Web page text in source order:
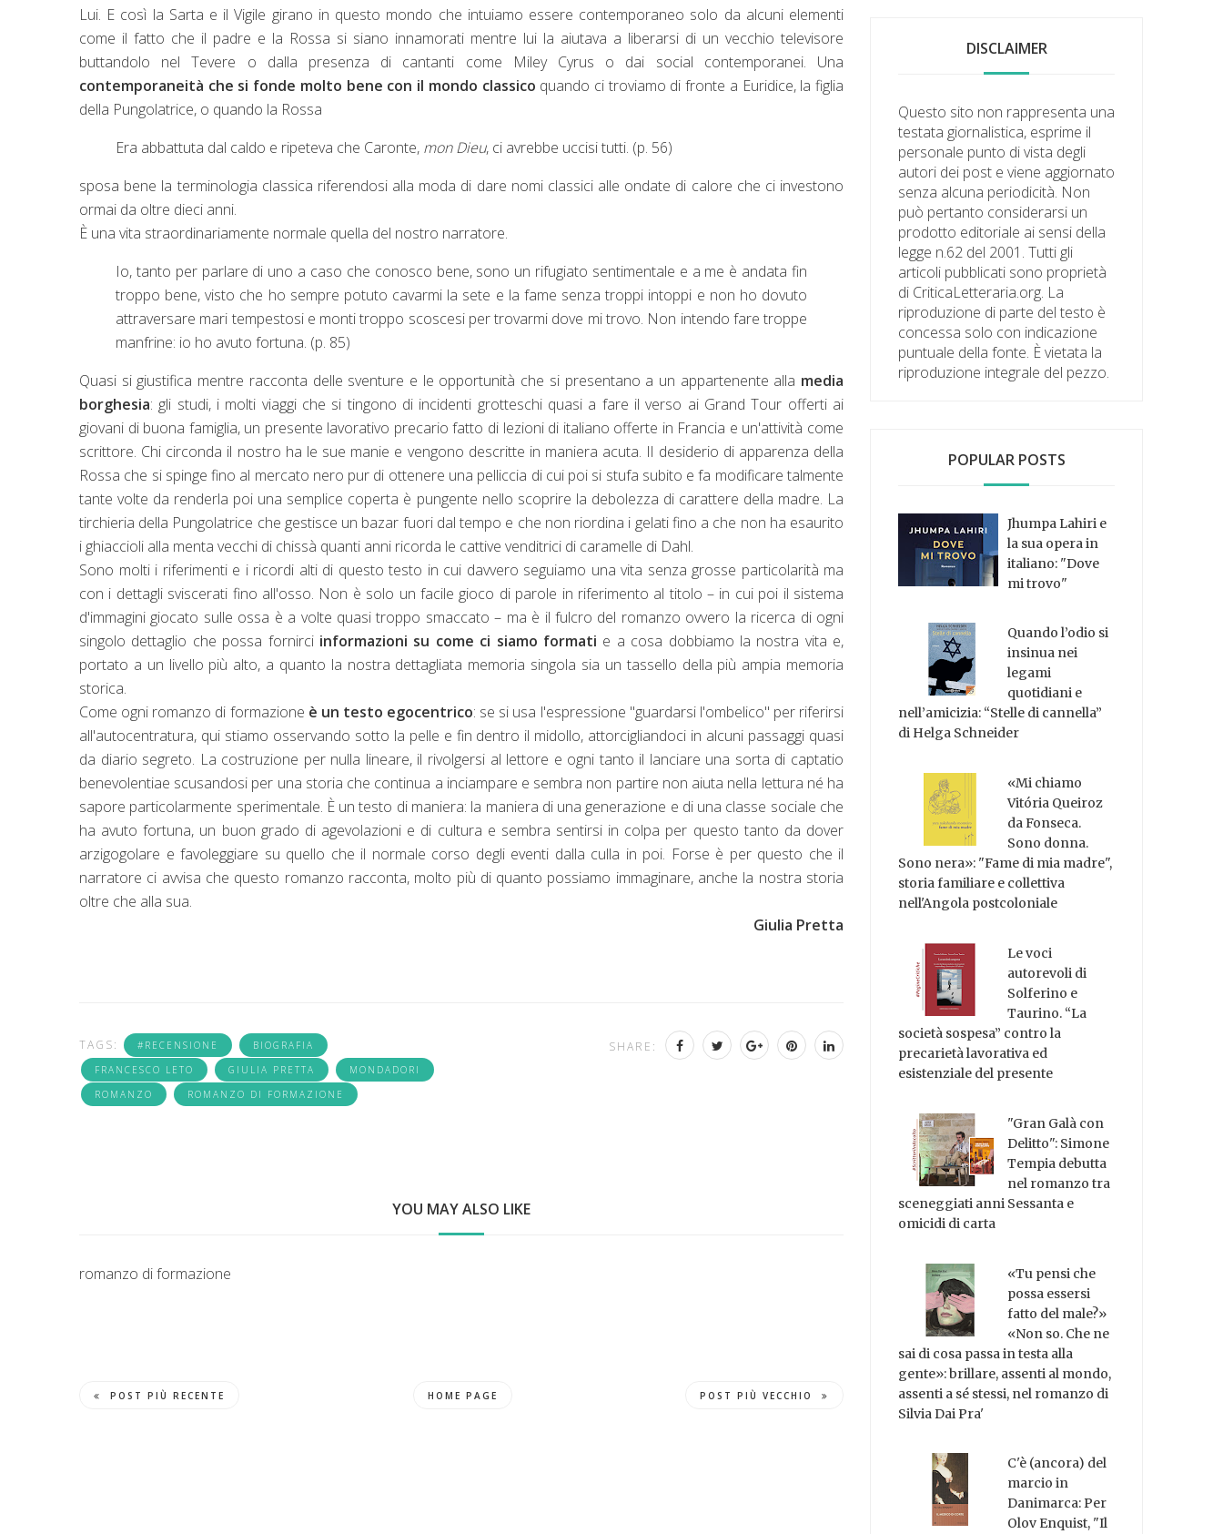
Lui. E così la Sarta e il Vigile girano in questo mondo che intuiamo essere contemporaneo solo da alcuni elementi
come il fatto che il padre e la Rossa si siano innamorati mentre lui la aiutava a liberarsi di un vecchio televisore
buttandolo nel Tevere o dalla presenza di cantanti come Miley Cyrus o dai social contemporanei. Una
contemporaneità che si fonde molto bene con il mondo classico quando ci troviamo di fronte a Euridice, la figlia
della Pungolatrice, o quando la Rossa
Era abbattuta dal caldo e ripeteva che Caronte, mon Dieu, ci avrebbe uccisi tutti. (p. 56)
sposa bene la terminologia classica riferendosi alla moda di dare nomi classici alle ondate di calore che ci investono
ormai da oltre dieci anni.
È una vita straordinariamente normale quella del nostro narratore.
Io, tanto per parlare di uno a caso che conosco bene, sono un rifugiato sentimentale e a me è andata fin
troppo bene, visto che ho sempre potuto cavarmi la sete e la fame senza troppi intoppi e non ho dovuto
attraversare mari tempestosi e monti troppo scoscesi per trovarmi dove mi trovo. Non intendo fare troppe
manfrine: io ho avuto fortuna. (p. 85)
Quasi si giustifica mentre racconta delle sventure e le opportunità che si presentano a un appartenente alla media
borghesia: gli studi, i molti viaggi che si tingono di incidenti grotteschi quasi a fare il verso ai Grand Tour offerti ai
giovani di buona famiglia, un presente lavorativo precario fatto di lezioni di italiano offerte in Francia e un'attività come
scrittore. Chi circonda il nostro ha le sue manie e vengono descritte in maniera acuta. Il desiderio di apparenza della
Rossa che si spinge fino al mercato nero pur di ottenere una pelliccia di cui poi si stufa subito e fa modificare talmente
tante volte da renderla poi una semplice coperta è pungente nello scoprire la debolezza di carattere della madre. La
tirchieria della Pungolatrice che gestisce un bazar fuori dal tempo e che non riordina i gelati fino a che non ha esaurito
i ghiaccioli alla menta vecchi di chissà quanti anni ricorda le cattive venditrici di caramelle di Dahl.
Sono molti i riferimenti e i ricordi alti di questo testo in cui davvero seguiamo una vita senza grosse particolarità ma
con i dettagli sviscerati fino all'osso. Non è solo un facile gioco di parole in riferimento al titolo – in cui poi il sistema
d'immagini giocato sulle ossa è a volte quasi troppo smaccato – ma è il fulcro del romanzo ovvero la ricerca di ogni
singolo dettaglio che possa fornirci informazioni su come ci siamo formati e a cosa dobbiamo la nostra vita e,
portato a un livello più alto, a quanto la nostra dettagliata memoria singola sia un tassello della più ampia memoria
storica.
Come ogni romanzo di formazione è un testo egocentrico: se si usa l'espressione "guardarsi l'ombelico" per riferirsi
all'autocentratura, qui stiamo osservando sotto la pelle e fin dentro il midollo, attorcigliandoci in alcuni passaggi quasi
da diario segreto. La costruzione per nulla lineare, il rivolgersi al lettore e ogni tanto il lanciare una sorta di captatio
benevolentiae scusandosi per una storia che continua a inciampare e sembra non partire non aiuta nella lettura né ha
sapore particolarmente sperimentale. È un testo di maniera: la maniera di una generazione e di una classe sociale che
ha avuto fortuna, un buon grado di agevolazioni e di cultura e sembra sentirsi in colpa per questo tanto da dover
arzigogolare e favoleggiare su quello che il normale corso degli eventi dalla culla in poi. Forse è per questo che il
narratore ci avvisa che questo romanzo racconta, molto più di quanto possiamo immaginare, anche la nostra storia
oltre che alla sua.
Giulia Pretta
TAGS: #RECENSIONE
BIOGRAFIA
FRANCESCO LETO
GIULIA PRETTA
MONDADORI
ROMANZO
ROMANZO DI FORMAZIONE
SHARE:
YOU MAY ALSO LIKE
romanzo di formazione
POST PIÙ RECENTE HOME PAGE POST PIÙ VECCHIO
DISCLAIMER
Questo sito non rappresenta una
testata giornalistica, esprime il
personale punto di vista degli
autori dei post e viene aggiornato
senza alcuna periodicità. Non
può pertanto considerarsi un
prodotto editoriale ai sensi della
legge n.62 del 2001. Tutti gli
articoli pubblicati sono proprietà
di CriticaLetteraria.org. La
riproduzione di parte del testo è
concessa solo con indicazione
puntuale della fonte. È vietata la
riproduzione integrale del pezzo.
POPULAR POSTS
Jhumpa Lahiri e
la sua opera in
italiano: "Dove
mi trovo"
Quando l’odio si
insinua nei
legami
quotidiani e
nell’amicizia: “Stelle di cannella”
di Helga Schneider
«Mi chiamo
Vitória Queiroz
da Fonseca.
Sono donna.
Sono nera»: "Fame di mia madre",
storia familiare e collettiva
nell'Angola postcoloniale
Le voci
autorevoli di
Solferino e
Taurino. “La
società sospesa” contro la
precarietà lavorativa ed
esistenziale del presente
"Gran Galà con
Delitto": Simone
Tempia debutta
nel romanzo tra
sceneggiati anni Sessanta e
omicidi di carta
«Tu pensi che
possa essersi
fatto del male?»
«Non so. Che ne
sai di cosa passa in testa alla
gente»: brillare, assenti al mondo,
assenti a sé stessi, nel romanzo di
Silvia Dai Pra'
C'è (ancora) del
marcio in
Danimarca: Per
Olov Enquist, "Il